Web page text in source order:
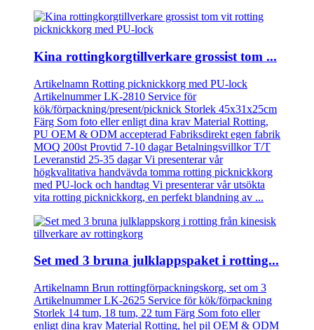
Kina rottingkorgtillverkare grossist tom ...
Artikelnamn Rotting picknickkorg med PU-lock
Artikelnummer LK-2810 Service för
kök/förpackning/present/picknick Storlek 45x31x25cm
Färg Som foto eller enligt dina krav Material Rotting,
PU OEM & ODM accepterad Fabriksdirekt egen fabrik
MOQ 200st Provtid 7-10 dagar Betalningsvillkor T/T
Leveranstid 25-35 dagar Vi presenterar vår
högkvalitativa handvävda tomma rotting picknickkorg
med PU-lock och handtag Vi presenterar vår utsökta
vita rotting picknickkorg, en perfekt blandning av ...
Set med 3 bruna julklappspaket i rotting...
Artikelnamn Brun rottingförpackningskorg, set om 3
Artikelnummer LK-2625 Service för kök/förpackning
Storlek 14 tum, 18 tum, 22 tum Färg Som foto eller
enligt dina krav Material Rotting, hel pil OEM & ODM